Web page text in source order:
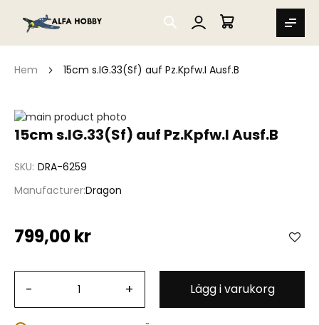
SEARCH
MIN VARUKORG
Hem 15cm s.IG.33(Sf) auf Pz.Kpfw.I Ausf.B
15cm s.IG.33(Sf) auf Pz.Kpfw.I Ausf.B
SKU DRA-6259
ManufacturerDragon
799,00 kr
- + Lägg i varukorg
Hoppa
till
bildgalleriet
Hoppa
av
bildgalleriet